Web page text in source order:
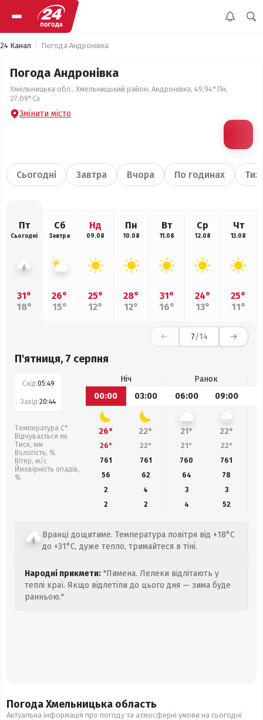
24 Канал Погода Андронівка
Погода Андронівка
Хмельницька обл., Хмельницький район, Андронівка, 49.94°Пн,
27.09°Сх
Змінити місто
Сьогодні Завтра Вчора По годинах
Пт
Сьогодні
31°
18°
Сб
Завтра
26°
15°
Нд
09.08
25°
12°
Пн
10.08
28°
12°
Вт
11.08
31°
16°
Ср
12.08
24°
13°
Чт
13.08
25°
11°
7/14
П'ятниця, 7 серпня
Схід:05:49
Захід:20:44
Температура С°
Відчувається як
Тиск, мм
Вологість, %
Вітер, м/с
Ймовірність опадів,
%
Ніч
Ранок
00:00
03:00 06:00 09:00
26° 22° 21° 22°
26° 22° 21° 22°
761
761 760 761
56
62 64 78
2
4 3
3
2
2 4 52
Вранці дощитиме. Температура повітря від +18°C
до +31°C, дуже тепло, тримайтеся в тіні.
Народні прикмети: "Пимена. Лелеки відлітають у
теплі краї. Якщо відлетіли до цього дня — зима буде
ранньою."
Погода Хмельницька область
Актуальна інформація про погоду та атмосферні умови на сьогодні